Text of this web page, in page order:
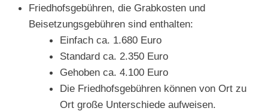
Friedhofsgebühren, die Grabkosten und
Beisetzungsgebühren sind enthalten:
Einfach ca. 1.680 Euro
Standard ca. 2.350 Euro
Gehoben ca. 4.100 Euro
Die Friedhofsgebühren können von Ort zu
Ort große Unterschiede aufweisen.